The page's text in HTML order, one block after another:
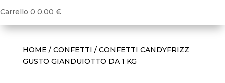
Carrello 0 0,00 €
HOME / CONFETTI / CONFETTI CANDYFRIZZ
GUSTO GIANDUIOTTO DA 1 KG